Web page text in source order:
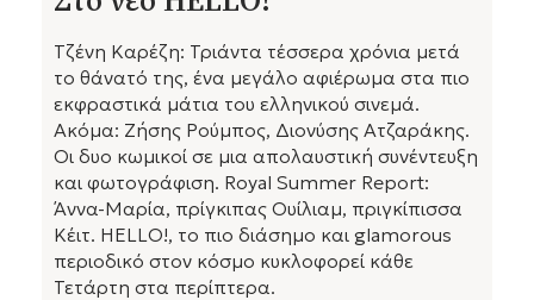
Τζένη Καρέζη: Τριάντα τέσσερα χρόνια μετά
το θάνατό της, ένα μεγάλο αφιέρωμα στα πιο
εκφραστικά μάτια του ελληνικού σινεμά.
Ακόμα: Ζήσης Ρούμπος, Διονύσης Ατζαράκης.
Οι δυο κωμικοί σε μια απολαυστική συνέντευξη
και φωτογράφιση. Royal Summer Report:
Άννα-Μαρία, πρίγκιπας Ουίλιαμ, πριγκίπισσα
Κέιτ. HELLO!, το πιο διάσημο και glamorous
περιοδικό στον κόσμο κυκλοφορεί κάθε
Τετάρτη στα περίπτερα.